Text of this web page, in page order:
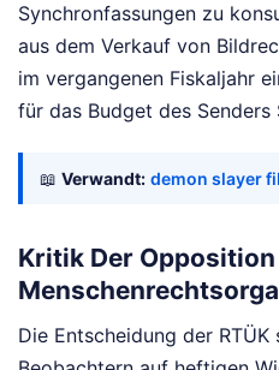
Synchronfassungen zu
aus dem Verkauf von
im vergangenen Fiskaljahr
für das Budget des Senders
📖 Verwandt: demon slayer
Kritik Der Opposition
Die Entscheidung der